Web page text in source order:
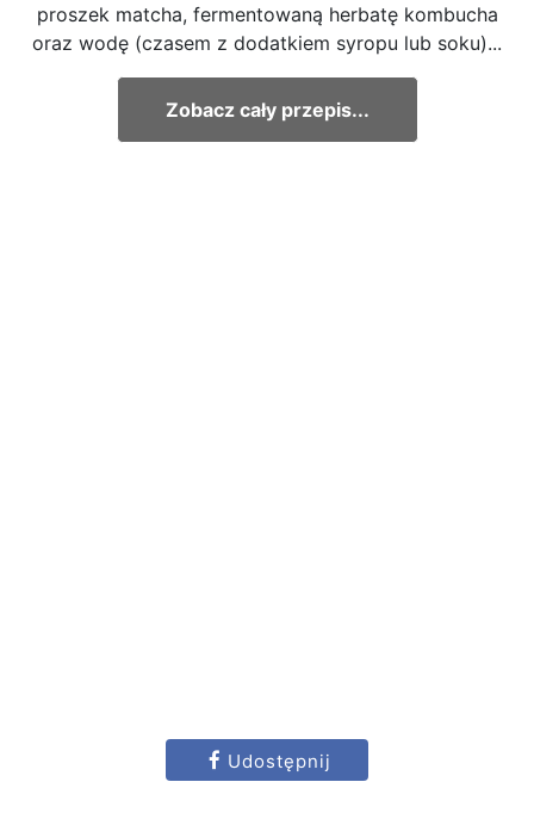
proszek matcha, fermentowaną herbatę kombucha
oraz wodę (czasem z dodatkiem syropu lub soku)...
Zobacz cały przepis...
Udostępnij